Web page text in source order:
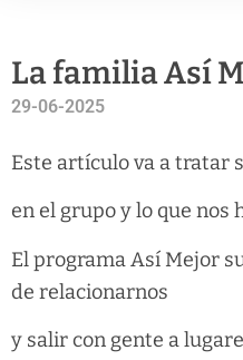
La familia Así
29-06-2025
Este artículo va a tratar
en el grupo y lo que nos
El programa Así Mejor
de relacionarnos
y salir con gente a